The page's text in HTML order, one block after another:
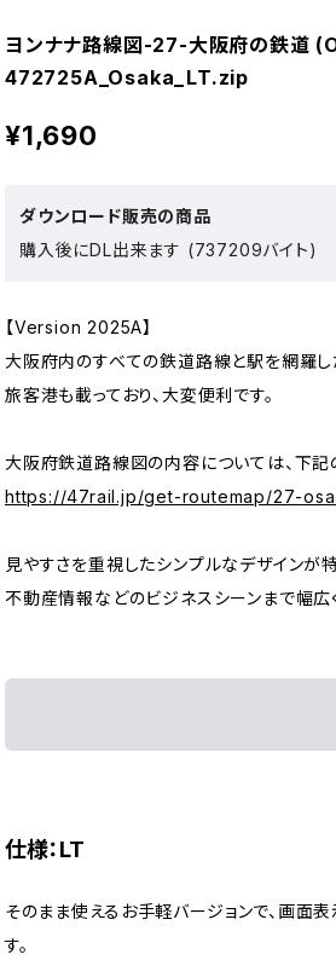
ヨンナナ路線図-27-大阪府の鉄道
472725A_Osaka_LT.zip
¥1,690
ダウンロード販売の商品
購入後にDL出来ます (737209バイト)
【Version 2025A】
大阪府内のすべての鉄道路線と駅を網羅し
旅客港も載っており、大変便利です。
大阪府鉄道路線図の内容については、下記
https://47rail.jp/get-routemap/27-
見やすさを重視したシンプルなデザインが
不動産情報などのビジネスシーンまで幅広
仕様：LT
そのまま使えるお手軽バージョンで、画面
す。